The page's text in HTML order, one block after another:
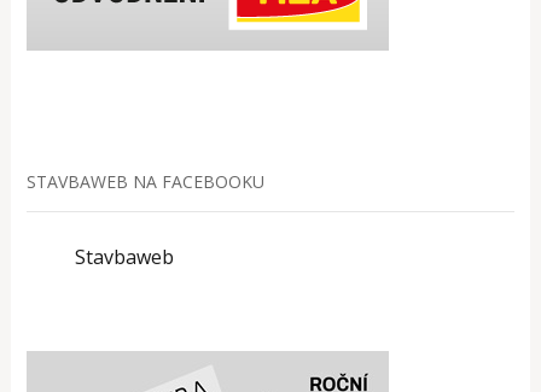
STAVBAWEB NA FACEBOOKU
Stavbaweb